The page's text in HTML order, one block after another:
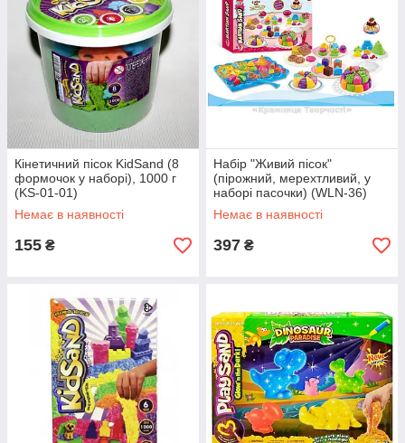
Кінетичний пісок KidSand (8
формочок у наборі), 1000 г
(KS-01-01)
Немає в наявності
155 ₴
Набір "Живий пісок"
(пірожний, мерехтливий, у
наборі пасочки) (WLN-36)
Немає в наявності
397 ₴